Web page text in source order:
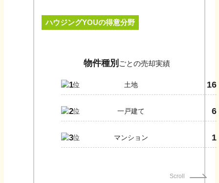
誠心誠意向き合い、スピーディーな対応でサポートいたしますの
で、どうぞお気軽にご連絡ください。
ハウジングYOUの得意分野
物件種別 ごとの売却実績
1 土地 16
2 一戸建て 6
3 マンション 1
Scroll